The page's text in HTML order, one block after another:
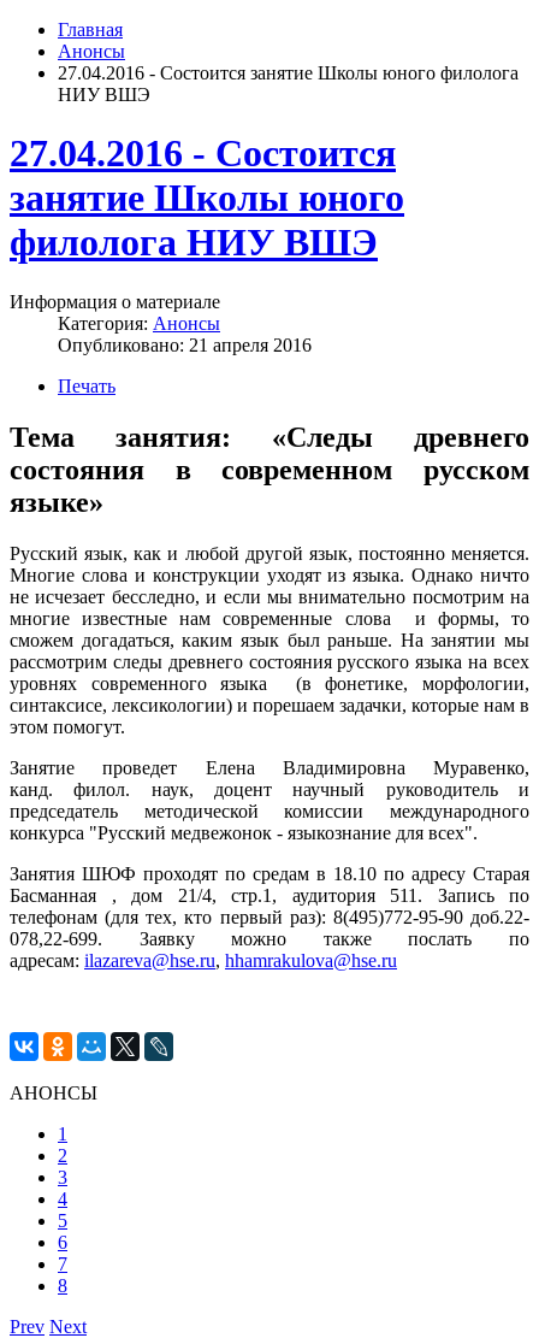
Главная
Анонсы
27.04.2016 - Состоится занятие Школы юного филолога
НИУ ВШЭ
27.04.2016 - Состоится
занятие Школы юного
филолога НИУ ВШЭ
Информация о материале
Категория: Анонсы
Опубликовано: 21 апреля 2016
Печать
Тема занятия: «Следы древнего
состояния в современном русском
языке»
Русский язык, как и любой другой язык, постоянно меняется.
Многие слова и конструкции уходят из языка. Однако ничто
не исчезает бесследно, и если мы внимательно посмотрим на
многие известные нам современные слова и формы, то
сможем догадаться, каким язык был раньше. На занятии мы
рассмотрим следы древнего состояния русского языка на всех
уровнях современного языка (в фонетике, морфологии,
синтаксисе, лексикологии) и порешаем задачки, которые нам в
этом помогут.
Занятие проведет Елена Владимировна Муравенко,
канд. филол. наук, доцент научный руководитель и
председатель методической комиссии международного
конкурса "Русский медвежонок - языкознание для всех".
Занятия ШЮФ проходят по средам в 18.10 по адресу Старая
Басманная , дом 21/4, стр.1, аудитория 511. Запись по
телефонам (для тех, кто первый раз): 8(495)772-95-90 доб.22-
078,22-699. Заявку можно также послать по
адресам: ilazareva@hse.ru, hhamrakulova@hse.ru
АНОНСЫ
1
2
3
4
5
6
7
8
Prev Next